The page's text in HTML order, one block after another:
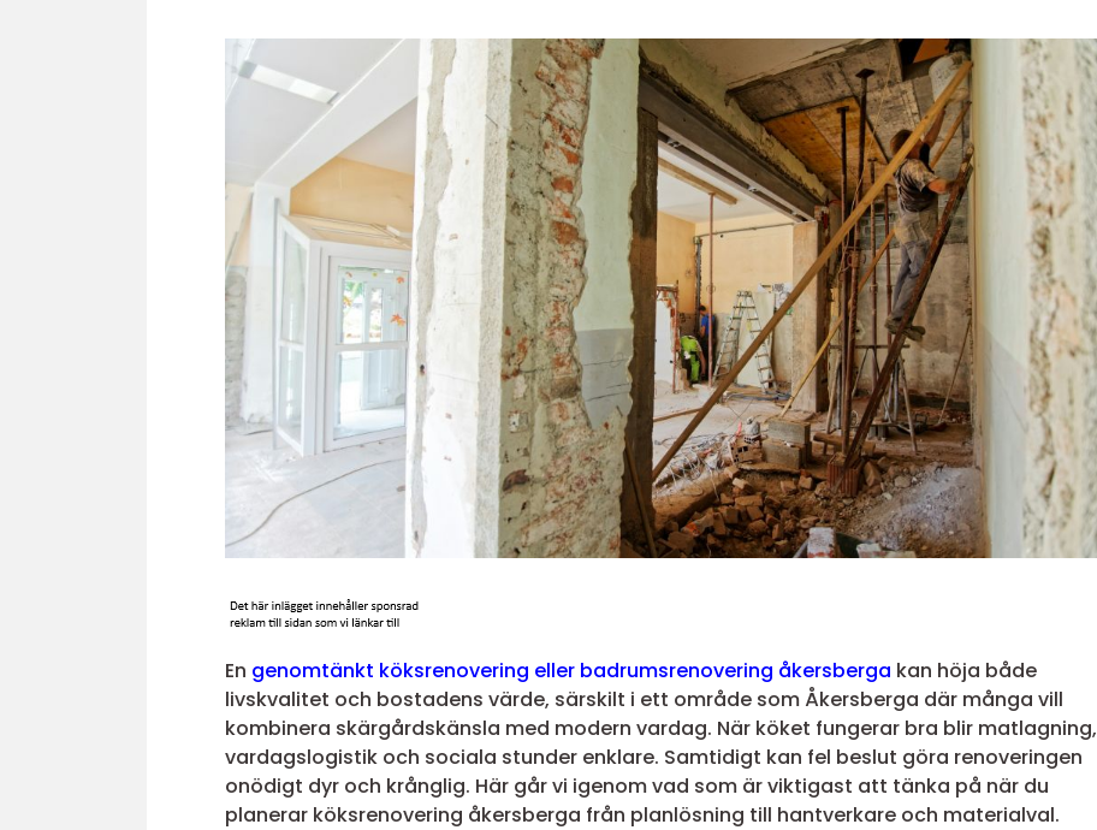
En genomtänkt köksrenovering eller badrumsrenovering åkersberga kan höja både
livskvalitet och bostadens värde, särskilt i ett område som Åkersberga där många vill
kombinera skärgårdskänsla med modern vardag. När köket fungerar bra blir matlagning,
vardagslogistik och sociala stunder enklare. Samtidigt kan fel beslut göra renoveringen
onödigt dyr och krånglig. Här går vi igenom vad som är viktigast att tänka på när du
planerar köksrenovering åkersberga från planlösning till hantverkare och materialval.